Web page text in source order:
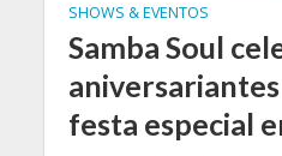
SHOWS & EVENTOS
Samba Soul
festa especial